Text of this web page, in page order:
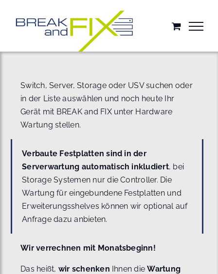
springen
Switch, Server, Storage oder USV suchen oder
in der Liste auswählen und noch heute Ihr
Gerät mit BREAK and FIX unter Hardware
Wartung stellen.
Verbaute Festplatten sind in der
Serverwartung automatisch inkludiert, bei
Storage Systemen nur die Controller. Die
Wartung für eingebundene Festplatten und
Erweiterungsshelves können wir optional auf
Anfrage dazu anbieten.
Wir verrechnen mit Monatsbeginn!
Das heißt, wir schenken Ihnen dieWartung